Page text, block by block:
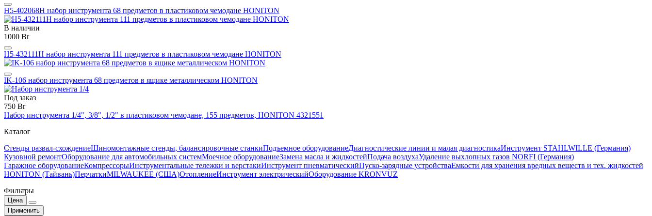
H5-402068H набор инструмента 68 предметов в пластиковом чемодане HONITON
В наличии
1000 Br
H5-432111H набор инструмента 111 предметов в пластиковом чемодане HONITON
IK-106 набор инструмента 68 предметов в ящике металлическом HONITON
Под заказ
750 Br
Набор инструмента 1/4", 3/8", 1/2" в пластиковом чемодане, 155 предметов, HONITON 4321551
Каталог
Стенды развал-схождениеШиномонтажные стенды, балансировочные станкиПодъемное оборудованиеДиагностические линии и малая диагностикаИнструмент STAHLWILLE (Германия)
Кузовной ремонтОборудование для автомобильных системМоечное оборудованиеЗамена масла и жидкостейПодача воздухаУдаление выхлопных газов NORFI (Германия)
Гаражное оборудованиеКомпрессорыИнструментальные тележки и верстакиИнструмент пневматическийПуско-зарядные устройстваЕмкости для хранения вредных веществ и тех. жидкостей
HONITON (Тайвань)ПерчаткиMILWAUKEE (США)ОтоплениеИнструмент электрическийОборудование KRONVUZ
Фильтры
Цена
Применить